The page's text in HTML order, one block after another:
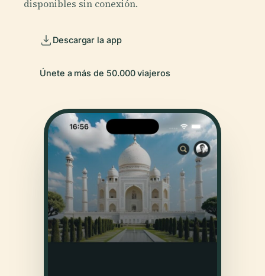
disponibles sin conexión.
Descargar la app
Únete a más de 50.000 viajeros